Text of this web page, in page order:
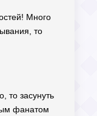
Много
то
то засунуть
фанатом